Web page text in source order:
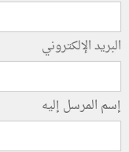
البريد الإلكتروني
إسم المرسل إليه